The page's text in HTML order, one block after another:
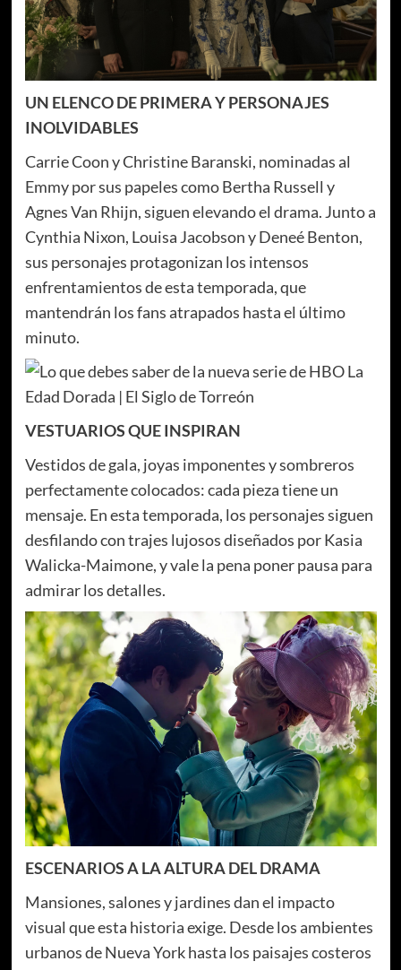
UN ELENCO DE PRIMERA Y PERSONAJES
INOLVIDABLES
Carrie Coon y Christine Baranski, nominadas al
Emmy por sus papeles como Bertha Russell y
Agnes Van Rhijn, siguen elevando el drama. Junto a
Cynthia Nixon, Louisa Jacobson y Deneé Benton,
sus personajes protagonizan los intensos
enfrentamientos de esta temporada, que
mantendrán los fans atrapados hasta el último
minuto.
VESTUARIOS QUE INSPIRAN
Vestidos de gala, joyas imponentes y sombreros
perfectamente colocados: cada pieza tiene un
mensaje. En esta temporada, los personajes siguen
desfilando con trajes lujosos diseñados por Kasia
Walicka-Maimone, y vale la pena poner pausa para
admirar los detalles.
ESCENARIOS A LA ALTURA DEL DRAMA
Mansiones, salones y jardines dan el impacto
visual que esta historia exige. Desde los ambientes
urbanos de Nueva York hasta los paisajes costeros